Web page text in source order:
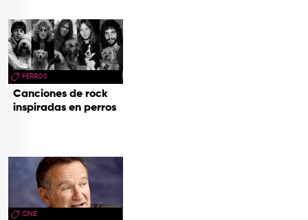
PERROS
Canciones de rock
inspiradas en perros
CINE